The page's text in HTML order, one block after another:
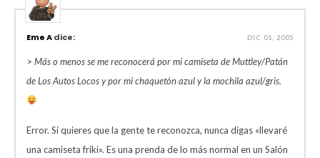
Eme Adice: DIC 01, 2005
> Más o menos se me reconocerá por mi camiseta de Muttley/Patán
de Los Autos Locos y por mi chaquetón azul y la mochila azul/gris.
Error. Si quieres que la gente te reconozca, nunca digas «llevaré
una camiseta friki». Es una prenda de lo más normal en un Salón